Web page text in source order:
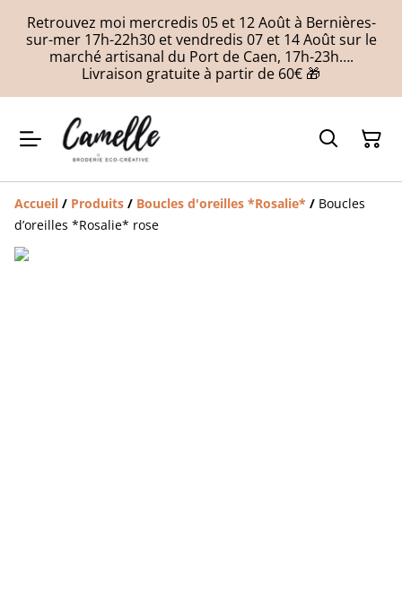
Retrouvez moi mercredis 05 et 12 Août à Bernières-
sur-mer 17h-22h30 et vendredis 07 et 14 Août sur le
marché artisanal du Port de Caen, 17h-23h….
Livraison gratuite à partir de 60€ 🎁
Accueil / Produits / Boucles d'oreilles *Rosalie* / Boucles
d’oreilles *Rosalie* rose